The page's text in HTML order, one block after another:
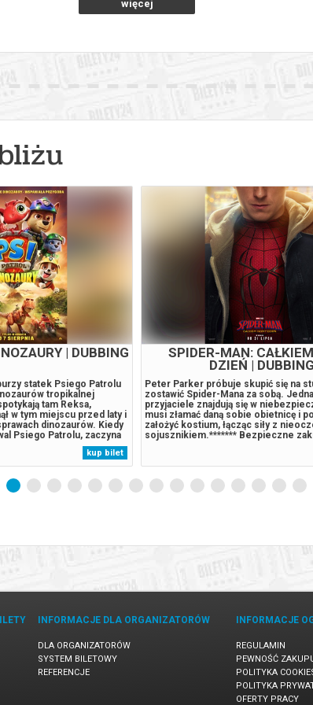
więcej
| DUBBING
statek Psiego Patrolu
tropikalnej
tam Reksa,
w tym miejscu przed laty i
dinozaurów. Kiedy
Psiego Patrolu, zaczyna
zasoby naturalne
wybuchu ogromnego,
Psi Patrol...
kup bilet
SPIDER-MAN:
DZIEŃ | DUBBING
Peter Parker próbuje skupić się na
zostawić Spider-Mana za sobą.
przyjaciele znajdują się w
musi złamać daną sobie obietnicę i
założyć kostium, łącząc siły z
sojusznikiem.******* Bezpieczne
Bilety24. W przypadku odwołania
gwarantujemy automatyczny zwrot
potwierdzony komunikatem
INFORMACJE DLA ORGANIZATORÓW
DLA ORGANIZATORÓW
SYSTEM BILETOWY
REFERENCJE
INFORMACJE
REGULAMIN
PEWNOŚĆ
POLITYKA
POLITYKA
OFERTY PRACY